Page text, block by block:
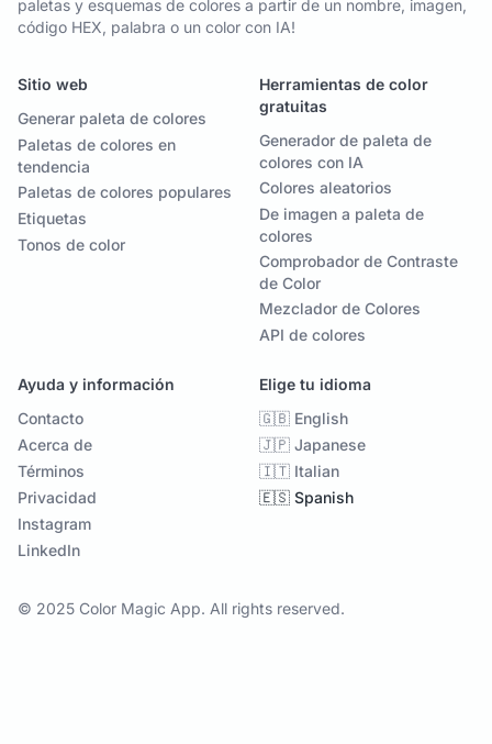
paletas y esquemas de colores a partir de un nombre, imagen,
código HEX, palabra o un color con IA!
Sitio web
Generar paleta de colores
Paletas de colores en
tendencia
Paletas de colores populares
Etiquetas
Tonos de color
Herramientas de color
gratuitas
Generador de paleta de
colores con IA
Colores aleatorios
De imagen a paleta de
colores
Comprobador de Contraste
de Color
Mezclador de Colores
API de colores
Ayuda y información
Contacto
Acerca de
Términos
Privacidad
Instagram
LinkedIn
Elige tu idioma
🇬🇧 English
🇯🇵 Japanese
🇮🇹 Italian
🇪🇸 Spanish
© 2025 Color Magic App. All rights reserved.